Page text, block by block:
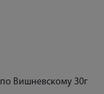
Вишневскому 30г